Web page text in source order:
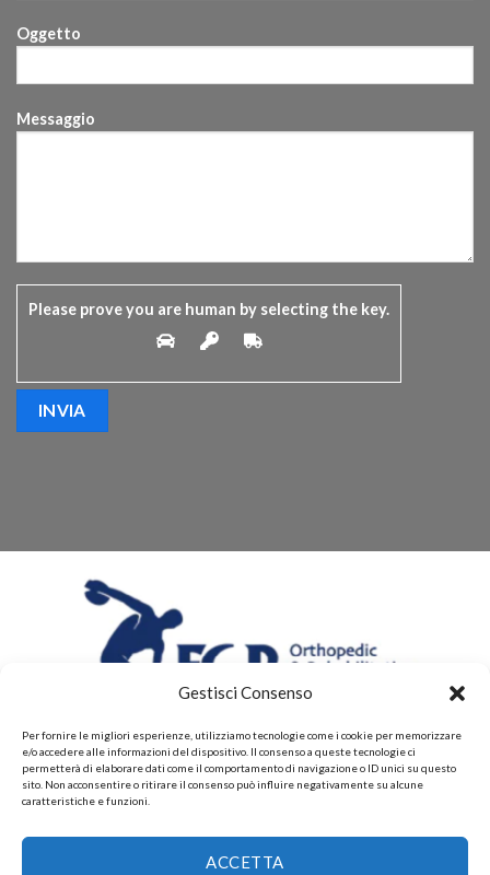
Gestisci Consenso
Per fornire le migliori esperienze, utilizziamo tecnologie come i cookie per memorizzare
e/o accedere alle informazioni del dispositivo. Il consenso a queste tecnologie ci
permetterà di elaborare dati come il comportamento di navigazione o ID unici su questo
sito. Non acconsentire o ritirare il consenso può influire negativamente su alcune
caratteristiche e funzioni.
ACCETTA
Oggetto
Messaggio
Please prove you are human by selecting the key.
POLITICHE DI RESI E DI RIMBORSI